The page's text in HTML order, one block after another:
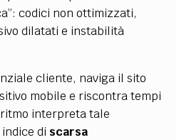
codici non ottimizzati,
dilatati e instabilità
cliente, naviga il sito
mobile e riscontra tempi
interpreta tale
di scarsa